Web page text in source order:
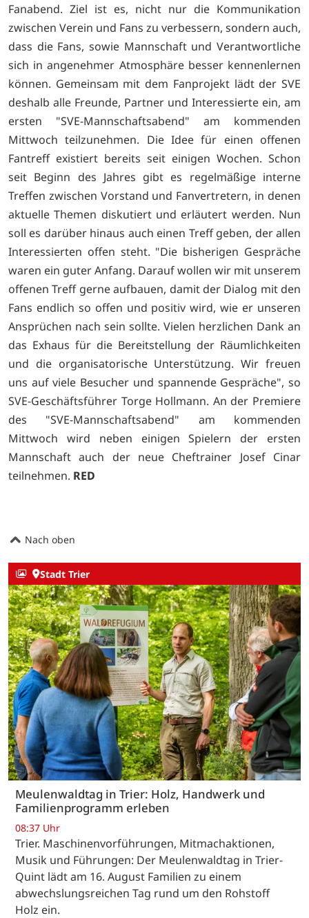
Fanabend. Ziel ist es, nicht nur die Kommunikation
zwischen Verein und Fans zu verbessern, sondern auch,
dass die Fans, sowie Mannschaft und Verantwortliche
sich in angenehmer Atmosphäre besser kennenlernen
können. Gemeinsam mit dem Fanprojekt lädt der SVE
deshalb alle Freunde, Partner und Interessierte ein, am
ersten "SVE-Mannschaftsabend" am kommenden
Mittwoch teilzunehmen. Die Idee für einen offenen
Fantreff existiert bereits seit einigen Wochen. Schon
seit Beginn des Jahres gibt es regelmäßige interne
Treffen zwischen Vorstand und Fanvertretern, in denen
aktuelle Themen diskutiert und erläutert werden. Nun
soll es darüber hinaus auch einen Treff geben, der allen
Interessierten offen steht. "Die bisherigen Gespräche
waren ein guter Anfang. Darauf wollen wir mit unserem
offenen Treff gerne aufbauen, damit der Dialog mit den
Fans endlich so offen und positiv wird, wie er unseren
Ansprüchen nach sein sollte. Vielen herzlichen Dank an
das Exhaus für die Bereitstellung der Räumlichkeiten
und die organisatorische Unterstützung. Wir freuen
uns auf viele Besucher und spannende Gespräche", so
SVE-Geschäftsführer Torge Hollmann. An der Premiere
des "SVE-Mannschaftsabend" am kommenden
Mittwoch wird neben einigen Spielern der ersten
Mannschaft auch der neue Cheftrainer Josef Cinar
teilnehmen. RED
Nach oben
Stadt Trier
Meulenwaldtag in Trier: Holz, Handwerk und
Familienprogramm erleben
08:37 Uhr
Trier. Maschinenvorführungen, Mitmachaktionen,
Musik und Führungen: Der Meulenwaldtag in Trier-
Quint lädt am 16. August Familien zu einem
abwechslungsreichen Tag rund um den Rohstoff
Holz ein.